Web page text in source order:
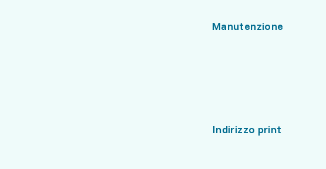
Manutenzione
Indirizzo print